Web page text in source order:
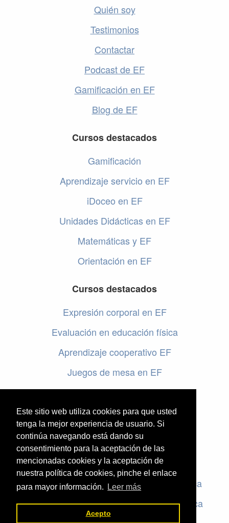
Este sitio web utiliza cookies para que usted
tenga la mejor experiencia de usuario. Si
continúa navegando está dando su
consentimiento para la aceptación de las
mencionadas cookies y la aceptación de
nuestra política de cookies, pinche el enlace
para mayor información.
Leer más
Acepto
Quién soy
Testimonios
Contactar
Podcast de EF
Gamificación en EF
Blog de EF
Cursos destacados
Gamificación
Aprendizaje servicio en EF
iDoceo en EF
Unidades Didácticas en EF
Matemáticas y EF
Orientación en EF
Cursos destacados
Expresión corporal en EF
Evaluación en educación física
Aprendizaje cooperativo EF
Juegos de mesa en EF
Programar en EF
Cursos online de educación física
Artículos destacados
Evaluación en educación física
Criterios de evaluación en educación física
Rúbricas de evaluación en educación física